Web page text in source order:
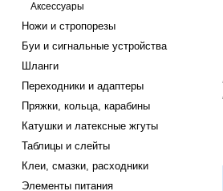
Аксессуары
Ножи и стропорезы
Буи и сигнальные устройства
Шланги
Переходники и адаптеры
Пряжки, кольца, карабины
Катушки и латексные жгуты
Таблицы и слейты
Клеи, смазки, расходники
Элементы питания